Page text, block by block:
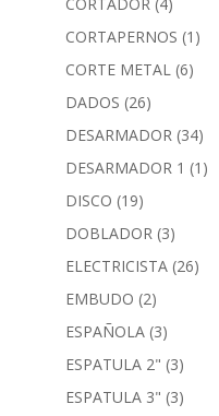
CORTAPERNOS (1)
CORTE METAL (6)
DADOS (26)
DESARMADOR (34)
DESARMADOR 1 (1)
DISCO (19)
DOBLADOR (3)
ELECTRICISTA (26)
EMBUDO (2)
ESPAÑOLA (3)
ESPATULA 2" (3)
ESPATULA 3" (3)